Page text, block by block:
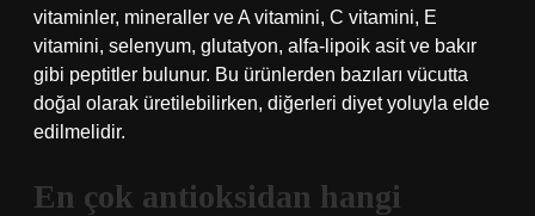
vitaminler, mineraller ve A vitamini, C vitamini, E
vitamini, selenyum, glutatyon, alfa-lipoik asit ve bakır
gibi peptitler bulunur. Bu ürünlerden bazıları vücutta
doğal olarak üretilebilirken, diğerleri diyet yoluyla elde
edilmelidir.
En çok antioksidan hangi